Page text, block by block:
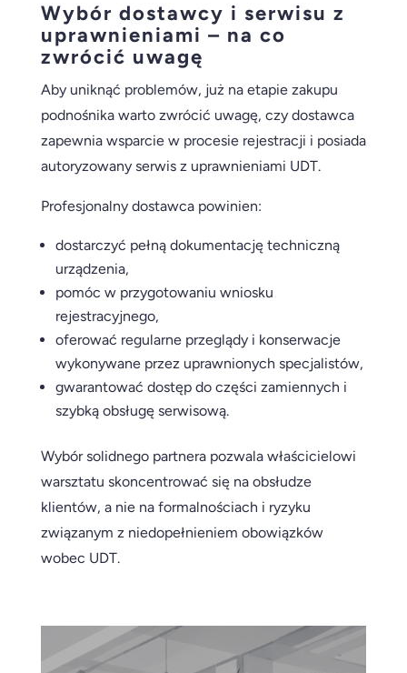
Wybór dostawcy i serwisu z
uprawnieniami – na co
zwrócić uwagę
Aby uniknąć problemów, już na etapie zakupu
podnośnika warto zwrócić uwagę, czy dostawca
zapewnia wsparcie w procesie rejestracji i posiada
autoryzowany serwis z uprawnieniami UDT.
Profesjonalny dostawca powinien:
dostarczyć pełną dokumentację techniczną
urządzenia,
pomóc w przygotowaniu wniosku
rejestracyjnego,
oferować regularne przeglądy i konserwacje
wykonywane przez uprawnionych specjalistów,
gwarantować dostęp do części zamiennych i
szybką obsługę serwisową.
Wybór solidnego partnera pozwala właścicielowi
warsztatu skoncentrować się na obsłudze
klientów, a nie na formalnościach i ryzyku
związanym z niedopełnieniem obowiązków
wobec UDT.